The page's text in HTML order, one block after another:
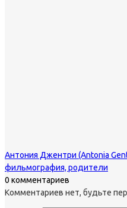
Антония Джентри (Antonia
фильмография, родители
0 комментариев
Комментариев нет, будьте